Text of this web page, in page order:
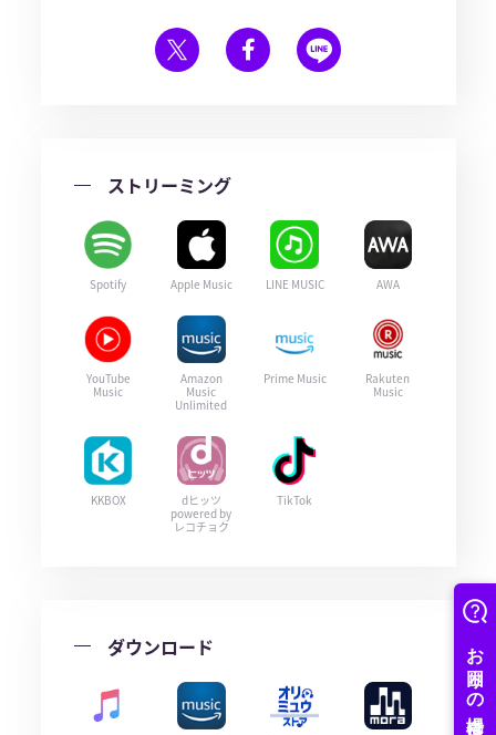
ストリーミング
Spotify Apple Music LINE MUSIC AWA
YouTube
Music
Amazon
Music
Unlimited
Prime Music
Rakuten
Music
KKBOX
dヒッツ
powered by
レコチョク
TikTok
ダウンロード